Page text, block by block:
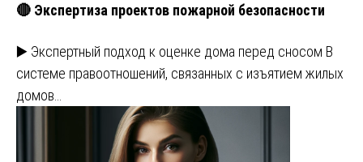
🔴 Экспертиза проектов пожарной безопасности
▶️ Экспертный подход к оценке дома перед сносом В
системе правоотношений, связанных с изъятием жилых
домов…